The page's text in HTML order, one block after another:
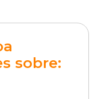
sobre: